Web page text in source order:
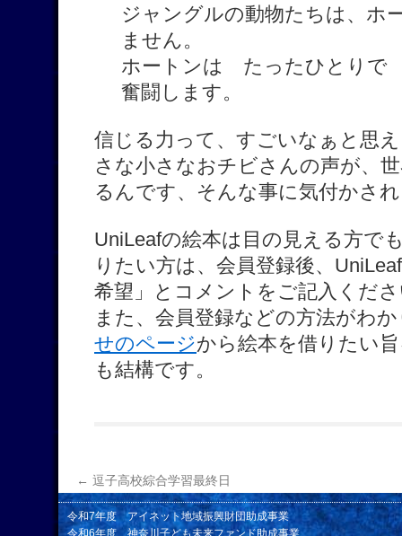
ジャングルの動物たちは、ホ
ません。
ホートンは たったひとりで
奮闘します。
信じる力って、すごいなぁと思
さな小さなおチビさんの声が、
るんです、そんな事に気付かさ
UniLeafの絵本は目の見える方で
りたい方は、会員登録後、
希望」とコメントをご記入くだ
また、会員登録などの方法がわ
せのページから絵本を借りたい
も結構です。
← 逗子高校綜合学習最終日
令和7年度 アイネット地域振興財団助成事業
令和6年度 神奈川子ども未来ファンド助成事業